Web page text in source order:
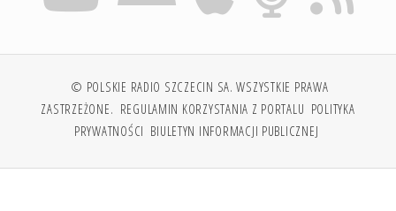
© POLSKIE RADIO SZCZECIN SA. WSZYSTKIE PRAWA
ZASTRZEŻONE. REGULAMIN KORZYSTANIA Z PORTALU POLITYKA
PRYWATNOŚCI BIULETYN INFORMACJI PUBLICZNEJ